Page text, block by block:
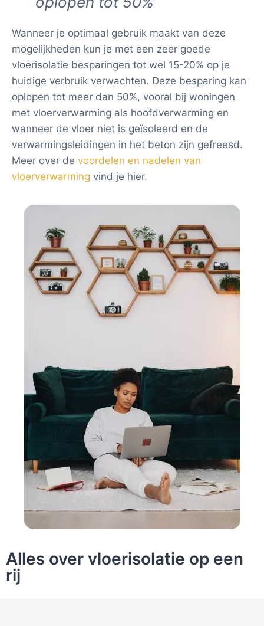
Wanneer je optimaal gebruik maakt van deze
mogelijkheden kun je met een zeer goede
vloerisolatie besparingen tot wel 15-20% op je
huidige verbruik verwachten. Deze besparing kan
oplopen tot meer dan 50%, vooral bij woningen
met vloerverwarming als hoofdverwarming en
wanneer de vloer niet is geïsoleerd en de
verwarmingsleidingen in het beton zijn gefreesd.
Meer over de voordelen en nadelen van
vloerverwarming vind je hier.
Alles over vloerisolatie op een
rij